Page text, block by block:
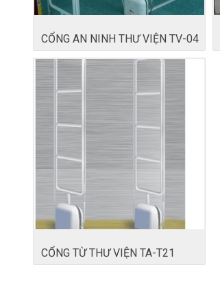
CỔNG AN NINH THƯ VIỆN TV-04
CỔNG TỪ THƯ VIỆN TA-T21